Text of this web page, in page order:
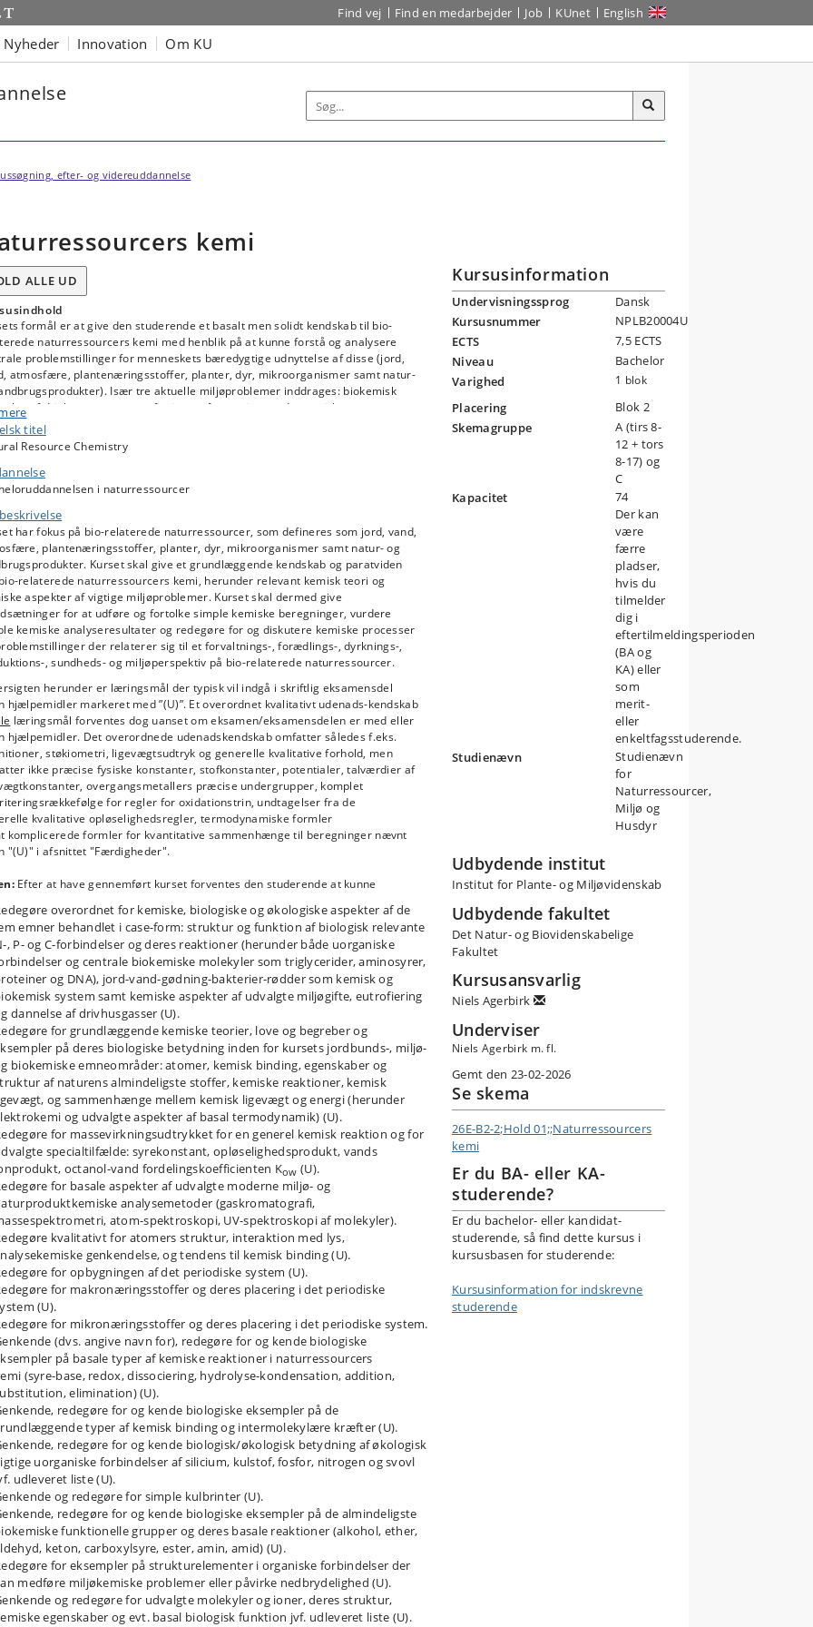
Find vej Find en medarbejder Job KUnet English
Nyheder Innovation Om KU
efter- og videreuddannelse
kemi
ALLE UD
formål er at give den studerende et basalt men solidt kendskab til bio-
naturressourcers kemi med henblik på at kunne forstå og analysere
problemstillinger for menneskets bæredygtige udnyttelse af disse (jord,
atmosfære, plantenæringsstoffer, planter, dyr, mikroorganismer samt natur-
Især tre aktuelle miljøproblemer inddrages: biokemisk
af drivhusgasser, eutrofiering og forurening med organiske
stoffer.
to ugers generel introduktion fortsættes kurset med fem uger der undervises
baseret. De fem cases er:
forbindelser og stofkredsløb, herunder
og eutrofiering.
og olie: biokemisk energi, essentielle molekylære næringstoffer og
af miljøgifte.
ligevægt i organismer og miljø & jordens kemi som basis for
og miljø: Ligevægte (bufring og opløselighed), jordmineralers
og egenskaber, gødning, planters optag af næringsioner og
med opløselighed og pH.
elektrokemi og termodynamik. Vi genbesøger redox-reaktionerne
case 1 med kvantitative udtryk, og bliver på den måde i stand til at forstå
cellers energiudbytte af redox-reaktioner og betingelser der
fremmer dannelse af drivhusgasser. Vi bruger strukturer fra case 2 og 3 til at
forstå de basale strukturer som tillader celler at høste denne energi. Vi
begreberne fra elektrokemi til alle kemiske reaktioner og ligevægte i
generelle termodynamik.
molekyler og organiske miljøgifte: struktur, egenskaber, biologisk
af biomolekyler, kemisk basis for biologisk nedbrydelighed.
laboratoriedel indgår som en integreret del af de fem cases, og skal give
personligt oplevet kendskab til naturressourcers kemi.
har som supplerende formål at give den studerende tryghed og
ved at arbejde sikkert og omhyggeligt i et kemisk laboratorium.
to introduktionsuger sigter på opnåelse af udenads-paratviden om: atomers
og interaktion med lys, det periodiske system, Lewis-teori for kemisk
hovedtyper af kemiske forbindelser, tilstandsformer (gas/væske/fast stof),
og opløselighed, stofmængdemål, koncentrationsmål, kemiske
støkiometri, syrer og baser (Brøndsted-definition), uorganisk
og kemisk ligevægt. Der lægges vægt på stofkendskab med
på udvalgte grundstoffer: H, Na, K, Mg, Ca, Mn, Fe, Cu, Zn, Al, C, Si, N, P,
Se, F, Cl, He og deres naturlige forbindelser med betydning som
(ioner, mineraler, simple molekyler). Den generelle atommodel
desuden med moderne grundstofanalyse, og den generelle molekylteori
med moderne massespektrometri af organiske molekyler. Intro-ugerne
også mod at at give rutine i simple beregninger relateret til emnerne.
1 sigter på at belyse diversitet, struktur, reaktivitet og biologisk betydning af
jordbundskemiske og biokemiske forbindelser med fokus på de enkelte
karakteristika og stofkredsløb. Stofkredsløbs
indgår som et af flere eksempler. Laboratorieforsøget har fokus
give en introduktion til laboratoriearbejde. Der er fokus på N og forsøget kan
Kjeldahl-analyse (incl. titrering) eller andre forsøg til illustrering
af pH for ligevægten mellem ammoniak og ammonium og dermed for
opløselighed og fældning, og kompleksdannelse med metalioner.
giver også den første praktiske anvendelse af beregning af
stofmængde og korrekt omgang med enheder og betydende cifre.
2 introducerer biokemiske naturressourcer med én af de vigtigste af disse:
Sammenhængen mellem kemisk struktur og biologisk funktion
og to vigtige analysemetoder til kvalitetsbestemmelse af fedt og olie
i praksis (iodtalsbestemmelse og fedtsyreprofil). Miljøkemi inddrages i
af fedtopløselige miljøgifte. Den nødvendige teoretiske basis for det
pensum og laboratorieforsøget omfatter udvalgte funktionelle gruppers
non-kovalente kemiske bindinger, octanol-vand fordelingskoefficienten
afstemning af redox-reaktioner. Laboratorieforsøget styrker kendskabet til
og redox-kemi og introducerer en moderne instrumentel metode:
3 omfatter jordbunds- og biokemiske problemstillinger hvori begrebet kemisk
er centralt. Generelle beregningsmetoder til analyse af
gennemgås, og anvendes på fænomenerne bufring og
Som eksempler bruger vi kemiske ligevægte i jord og vand:
for fosfater, carbonater og metalioner, svage og stærke
og bufre. Laboratorieforsøget er fokuseret på fosfats jordbundskemi
analyse incl. UV-spektroskopi, fældning, bufferegenskaber), mens
biologiske buffersystemer og fosfater studeres teoretisk. Vi ser også på
kemiske bestandele, herunder jorddannede bjergarter, lermineraler,
og kalk, og studerer hvordan planters næringsoptag indgår i et samspil med
titel
Resource Chemistry
i naturressourcer
har fokus på bio-relaterede naturressourcer, som defineres som jord, vand,
plantenæringsstoffer, planter, dyr, mikroorganismer samt natur- og
Kurset skal give et grundlæggende kendskab og paratviden
relaterede naturressourcers kemi, herunder relevant kemisk teori og
aspekter af vigtige miljøproblemer. Kurset skal dermed give
for at udføre og fortolke simple kemiske beregninger, vurdere
kemiske analyseresultater og redegøre for og diskutere kemiske processer
der relaterer sig til et forvaltnings-, forædlings-, dyrknings-,
, sundheds- og miljøperspektiv på bio-relaterede naturressourcer.
herunder er læringsmål der typisk vil indgå i skriftlig eksamensdel
hjælpemidler markeret med ”(U)”. Et overordnet kvalitativt udenads-kendskab
læringsmål forventes dog uanset om eksamen/eksamensdelen er med eller
hjælpemidler. Det overordnede udenadskendskab omfatter således f.eks.
støkiometri, ligevægtsudtryk og generelle kvalitative forhold, men
ikke præcise fysiske konstanter, stofkonstanter, potentialer, talværdier af
overgangsmetallers præcise undergrupper, komplet
for regler for oxidationstrin, undtagelser fra de
kvalitative opløselighedsregler, termodynamiske formler
komplicerede formler for kvantitative sammenhænge til beregninger nævnt
"(U)" i afsnittet "Færdigheder".
Efter at have gennemført kurset forventes den studerende at kunne
overordnet for kemiske, biologiske og økologiske aspekter af de
emner behandlet i case-form: struktur og funktion af biologisk relevante
, P- og C-forbindelser og deres reaktioner (herunder både uorganiske
og centrale biokemiske molekyler som triglycerider, aminosyrer,
og DNA), jord-vand-gødning-bakterier-rødder som kemisk og
system samt kemiske aspekter af udvalgte miljøgifte, eutrofiering
dannelse af drivhusgasser (U).
for grundlæggende kemiske teorier, love og begreber og
på deres biologiske betydning inden for kursets jordbunds-, miljø-
biokemiske emneområder: atomer, kemisk binding, egenskaber og
af naturens almindeligste stoffer, kemiske reaktioner, kemisk
og sammenhænge mellem kemisk ligevægt og energi (herunder
og udvalgte aspekter af basal termodynamik) (U).
for massevirkningsudtrykket for en generel kemisk reaktion og for
specialtilfælde: syrekonstant, opløselighedsprodukt, vands
octanol-vand fordelingskoefficienten Kow (U).
for basale aspekter af udvalgte moderne miljø- og
analysemetoder (gaskromatografi,
atom-spektroskopi, UV-spektroskopi af molekyler).
kvalitativt for atomers struktur, interaktion med lys,
genkendelse, og tendens til kemisk binding (U).
for opbygningen af det periodiske system (U).
for makronæringsstoffer og deres placering i det periodiske
(U).
for mikronæringsstoffer og deres placering i det periodiske system.
(dvs. angive navn for), redegøre for og kende biologiske
på basale typer af kemiske reaktioner i naturressourcers
(syre-base, redox, dissociering, hydrolyse-kondensation, addition,
elimination) (U).
redegøre for og kende biologiske eksempler på de
typer af kemisk binding og intermolekylære kræfter (U).
redegøre for og kende biologisk/økologisk betydning af økologisk
uorganiske forbindelser af silicium, kulstof, fosfor, nitrogen og svovl
udleveret liste (U).
og redegøre for simple kulbrinter (U).
redegøre for og kende biologiske eksempler på de almindeligste
funktionelle grupper og deres basale reaktioner (alkohol, ether,
keton, carboxylsyre, ester, amin, amid) (U).
for eksempler på strukturelementer i organiske forbindelser der
medføre miljøkemiske problemer eller påvirke nedbrydelighed (U).
og redegøre for udvalgte molekyler og ioner, deres struktur,
egenskaber og evt. basal biologisk funktion jvf. udleveret liste (U).
Kursusinformation
Undervisningssprog
Dansk
Kursusnummer
NPLB20004U
ECTS
7,5 ECTS
Niveau
Bachelor
Varighed
1 blok
Placering
Blok 2
Skemagruppe
A (tirs 8-
12 + tors
8-17) og
C
Kapacitet
74
Der kan
være
færre
pladser,
hvis du
tilmelder
dig i
eftertilmeldingsperioden
(BA og
KA) eller
som
merit-
eller
enkeltfagsstuderende.
Studienævn
Studienævn
for
Naturressourcer,
Miljø og
Husdyr
Udbydende institut
Institut for Plante- og Miljøvidenskab
Udbydende fakultet
Det Natur- og Biovidenskabelige
Fakultet
Kursusansvarlig
Niels Agerbirk
Underviser
Niels Agerbirk m. fl.
Gemt den 23-02-2026
Se skema
26E-B2-2;Hold 01;;Naturressourcers
kemi
Er du BA- eller KA-
studerende?
Er du bachelor- eller kandidat-
studerende, så find dette kursus i
kursusbasen for studerende:
Kursusinformation for indskrevne
studerende